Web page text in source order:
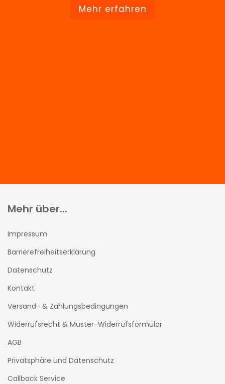
Mehr erfahren
Mehr über...
Impressum
Barrierefreiheitserklärung
Datenschutz
Kontakt
Versand- & Zahlungsbedingungen
Widerrufsrecht & Muster-Widerrufsformular
AGB
Privatsphäre und Datenschutz
Callback Service